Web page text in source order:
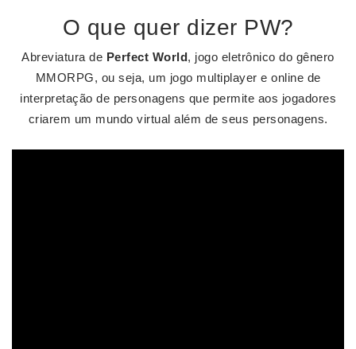
O que quer dizer PW?
Abreviatura de Perfect World, jogo eletrônico do gênero
MMORPG, ou seja, um jogo multiplayer e online de
interpretação de personagens que permite aos jogadores
criarem um mundo virtual além de seus personagens.